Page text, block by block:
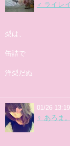
♂ ライレイ
梨は、
缶詰で
洋梨だぬ
01/26 13:19
♀ あろま。